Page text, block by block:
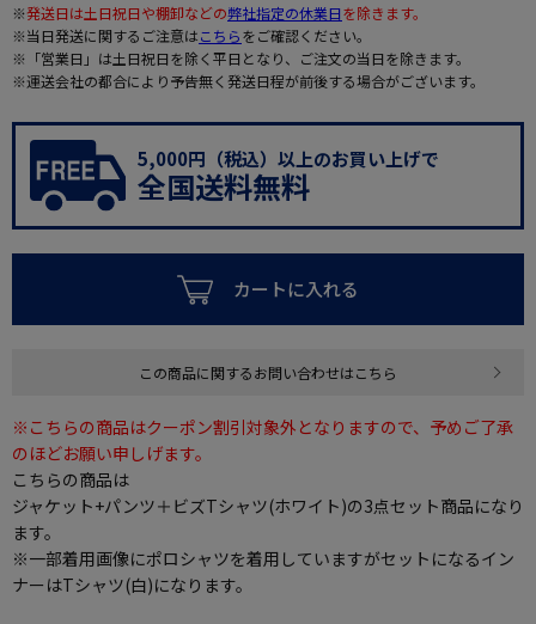
※発送日は土日祝日や棚卸などの弊社指定の休業日を除きます。
※当日発送に関するご注意はこちらをご確認ください。
※「営業日」は土日祝日を除く平日となり、ご注文の当日を除きます。
※運送会社の都合により予告無く発送日程が前後する場合がございます。
5,000円（税込）以上のお買い上げで
全国送料無料
カートに入れる
この商品に関するお問い合わせはこちら
※こちらの商品はクーポン割引対象外となりますので、予めご了承
のほどお願い申しげます。
こちらの商品は
ジャケット+パンツ＋ビズTシャツ(ホワイト)の3点セット商品になり
ます。
※一部着用画像にポロシャツを着用していますがセットになるイン
ナーはTシャツ(白)になります。